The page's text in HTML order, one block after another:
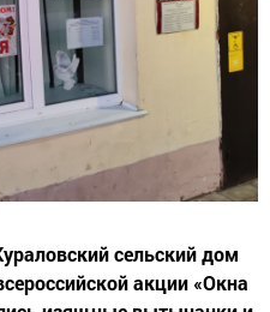
сельский дом
акции «Окна